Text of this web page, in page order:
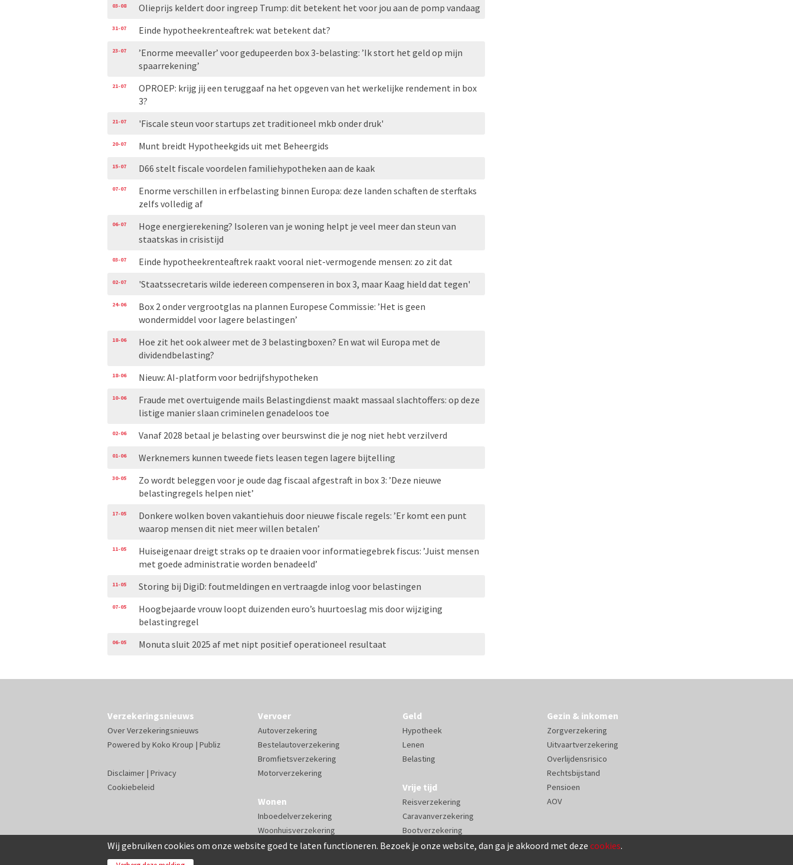
Wij gebruiken cookies om onze website goed te laten functioneren. Bezoek je onze website, dan ga je akkoord met deze cookies.
03-08 Olieprijs keldert door ingreep Trump: dit betekent het voor jou aan de pomp vandaag
31-07 Einde hypotheekrenteaftrek: wat betekent dat?
23-07
’Enorme meevaller’ voor gedupeerden box 3-belasting: ’Ik stort het geld op mijn
spaarrekening’
21-07
OPROEP: krijg jij een teruggaaf na het opgeven van het werkelijke rendement in box
3?
21-07 'Fiscale steun voor startups zet traditioneel mkb onder druk'
20-07 Munt breidt Hypotheekgids uit met Beheergids
15-07 D66 stelt fiscale voordelen familiehypotheken aan de kaak
07-07
Enorme verschillen in erfbelasting binnen Europa: deze landen schaften de sterftaks
zelfs volledig af
06-07
Hoge energierekening? Isoleren van je woning helpt je veel meer dan steun van
staatskas in crisistijd
03-07 Einde hypotheekrenteaftrek raakt vooral niet-vermogende mensen: zo zit dat
02-07 'Staatssecretaris wilde iedereen compenseren in box 3, maar Kaag hield dat tegen'
24-06
Box 2 onder vergrootglas na plannen Europese Commissie: ’Het is geen
wondermiddel voor lagere belastingen’
18-06
Hoe zit het ook alweer met de 3 belastingboxen? En wat wil Europa met de
dividendbelasting?
18-06 Nieuw: AI-platform voor bedrijfshypotheken
10-06
Fraude met overtuigende mails Belastingdienst maakt massaal slachtoffers: op deze
listige manier slaan criminelen genadeloos toe
02-06 Vanaf 2028 betaal je belasting over beurswinst die je nog niet hebt verzilverd
01-06 Werknemers kunnen tweede fiets leasen tegen lagere bijtelling
30-05
Zo wordt beleggen voor je oude dag fiscaal afgestraft in box 3: ’Deze nieuwe
belastingregels helpen niet’
17-05
Donkere wolken boven vakantiehuis door nieuwe fiscale regels: ’Er komt een punt
waarop mensen dit niet meer willen betalen’
11-05
Huiseigenaar dreigt straks op te draaien voor informatiegebrek fiscus: ’Juist mensen
met goede administratie worden benadeeld’
11-05 Storing bij DigiD: foutmeldingen en vertraagde inlog voor belastingen
07-05
Hoogbejaarde vrouw loopt duizenden euro’s huurtoeslag mis door wijziging
belastingregel
06-05 Monuta sluit 2025 af met nipt positief operationeel resultaat
Verzekeringsnieuws
Over Verzekeringsnieuws
Powered byKoko Kroup | Publiz
Disclaimer | Privacy
Cookiebeleid
Vervoer
Autoverzekering
Bestelautoverzekering
Bromfietsverzekering
Motorverzekering
Wonen
Inboedelverzekering
Woonhuisverzekering
Geld
Hypotheek
Lenen
Belasting
Vrije tijd
Reisverzekering
Caravanverzekering
Bootverzekering
Gezin & inkomen
Zorgverzekering
Uitvaartverzekering
Overlijdensrisico
Rechtsbijstand
Pensioen
AOV